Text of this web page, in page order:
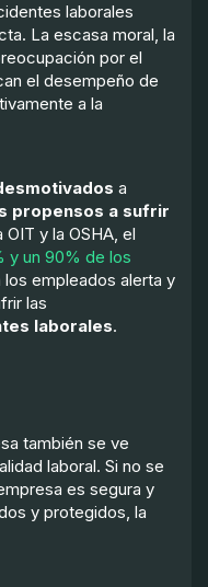
laborales
La escasa moral, la
por el
el desempeño de
a la
a
propensos a sufrir
OIT y la OSHA, el
y un 90% de los
los empleados alerta y
las
laborales.
también se ve
laboral. Si no se
es segura y
y protegidos, la